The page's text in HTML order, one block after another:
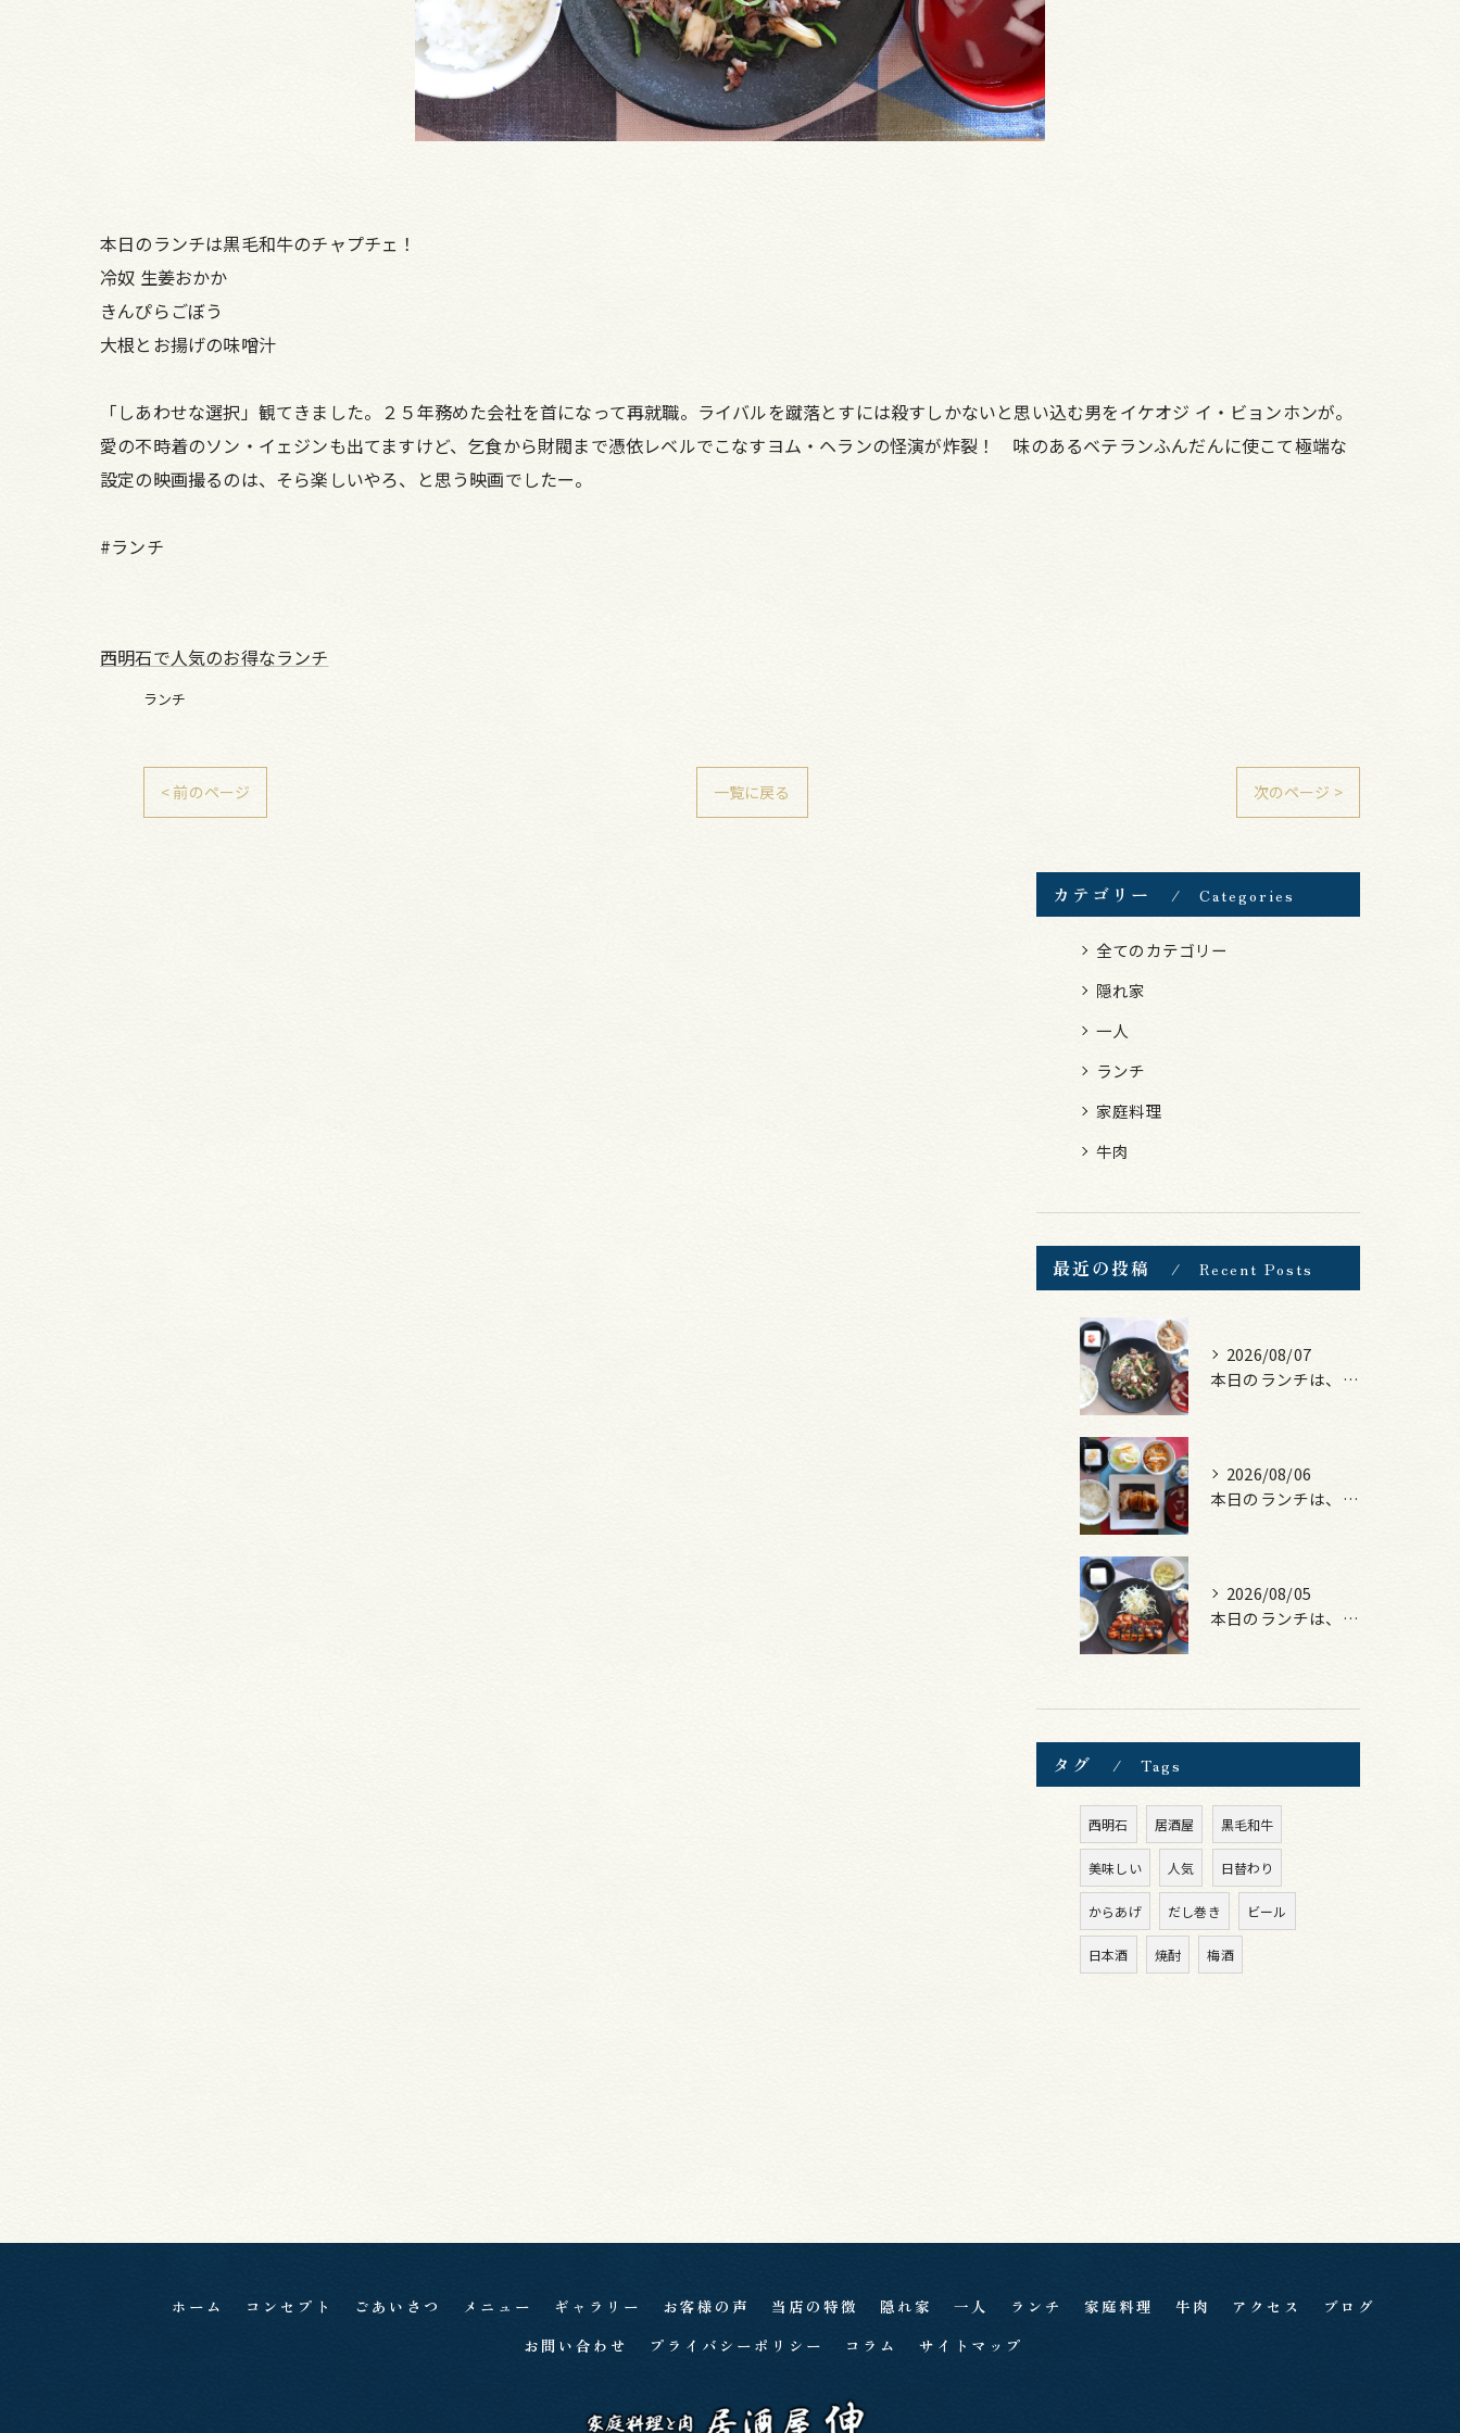
本日のランチは黒毛和牛のチャプチェ！
冷奴 生姜おかか
きんぴらごぼう
大根とお揚げの味噌汁
「しあわせな選択」観てきました。２５年務めた会社を首になって再就職。ライバルを蹴落とすには殺すしかないと思い込む男をイケオジ イ・ビョンホンが。
愛の不時着のソン・イェジンも出てますけど、乞食から財閥まで憑依レベルでこなすヨム・ヘランの怪演が炸裂！ 味のあるベテランふんだんに使こて極端な
設定の映画撮るのは、そら楽しいやろ、と思う映画でしたー。
#ランチ
西明石で人気のお得なランチ
ランチ
< 前のページ 一覧に戻る 次のページ >
カテゴリー Categories
全てのカテゴリー
隠れ家
一人
ランチ
家庭料理
牛肉
最近の投稿 Recent Posts
2026/08/07
本日のランチは、黒毛和牛のチャプチェ！
2026/08/06
本日のランチは、照焼きチキン！
2026/08/05
本日のランチは、ロース豚カツ梅はさみ！
タグ Tags
西明石 居酒屋 黒毛和牛
美味しい 人気 日替わり
からあげ だし巻き ビール
日本酒 焼酎 梅酒
ホーム コンセプト ごあいさつ メニュー ギャラリー お客様の声 当店の特徴 隠れ家 一人 ランチ 家庭料理 牛肉 アクセス
ブログ
お問い合わせ
プライバシーポリシー コラム サイトマップ